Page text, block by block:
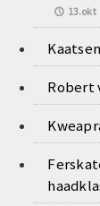
13.okt
Robert